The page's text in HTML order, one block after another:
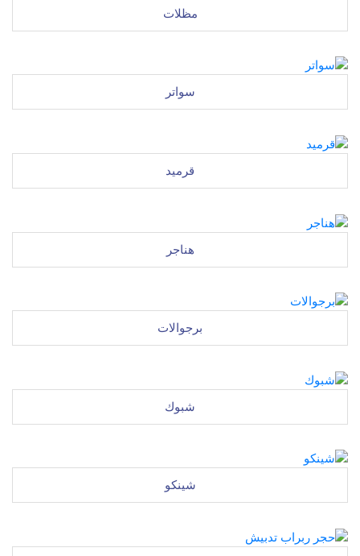
مظلات
سواتر
قرميد
هناجر
برجوالات
شبوك
شينكو